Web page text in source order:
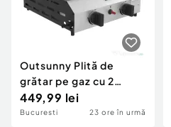
Outsunny Plită de
grătar pe gaz cu 2
arzătoare, suprafață
antiaderentă și putere
449,99 lei
Bucuresti 23 ore în urmă